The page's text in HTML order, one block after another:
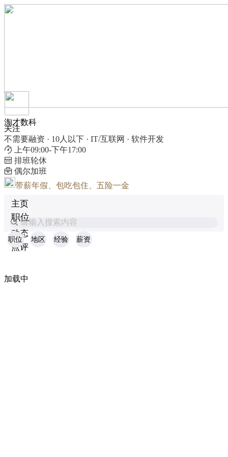
淘才数科
关注
不需要融资 · 10人以下 · IT/互联网 · 软件开发
上午09:00-下午17:00
排班轮休
偶尔加班
带薪年假、包吃包住、五险一金
主页
职位
动态
点评
请输入搜索内容
职位 地区 经验 薪资
加载中